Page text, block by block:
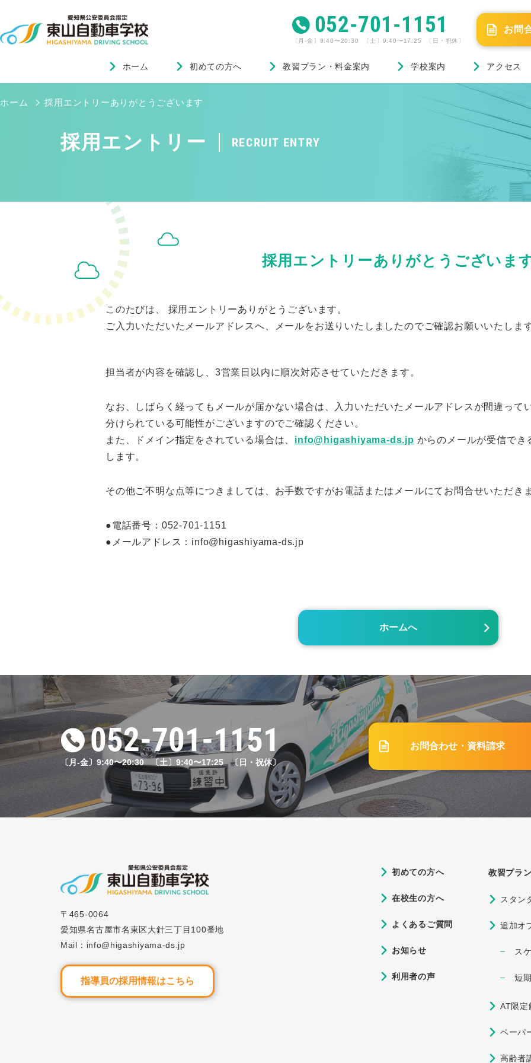
052-701-1151
〔月-金〕9:40〜20:30 〔土〕9:40〜17:25 〔日・祝休〕
お問
ホーム 初めての方へ 教習プラン・料金案内 学校案内 アクセス
ホーム 採用エントリーありがとうございます
採用エントリー RECRUIT ENTRY
採用エントリーありがとうございま
このたびは、 採用エントリーありがとうございます。
ご入力いただいたメールアドレスへ、メールをお送りいたしましたのでご確認お願いいたしま
担当者が内容を確認し、3営業日以内に順次対応させていただきます。
なお、しばらく経ってもメールが届かない場合は、入力いただいたメールアドレスが間違って
分けられている可能性がございますのでご確認ください。
また、ドメイン指定をされている場合は、 info@higashiyama-ds.jp からのメールが受信でき
します。
その他ご不明な点等につきましては、お手数ですがお電話またはメールにてお問合せいただき
●電話番号：052-701-1151
●メールアドレス：info@higashiyama-ds.jp
ホームへ
052-701-1151
〔月-金〕9:40〜20:30 〔土〕9:40〜17:25 〔日・祝休〕
お問合わせ・資料請求
〒465-0064
愛知県名古屋市名東区大針三丁目100番地
Mail：info@higashiyama-ds.jp
指導員の採用情報はこちら
初めての方へ
在校生の方へ
よくあるご質問
お知らせ
利用者の声
教習プラ
スタン
追加オ
ス
短
AT限定
ペーパ
高齢者